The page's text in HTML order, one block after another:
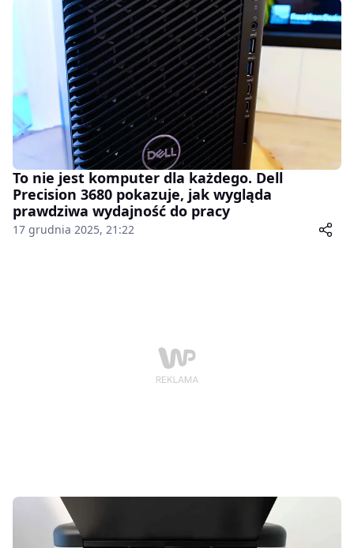
To nie jest komputer dla każdego. Dell
Precision 3680 pokazuje, jak wygląda
prawdziwa wydajność do pracy
17 grudnia 2025, 21:22